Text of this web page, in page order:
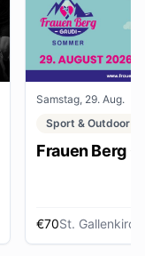
Samstag, 29. Aug.
Sport & Outdoor
Frauen Berg
€70St. Gallenkirch